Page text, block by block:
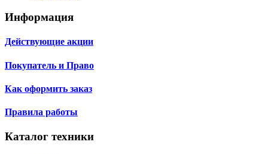
Информация
Действующие акции
Покупатель и Право
Как оформить заказ
Правила работы
Каталог техники